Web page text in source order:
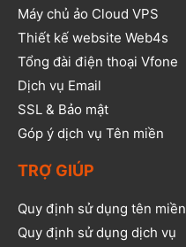
Máy chủ ảo Cloud VPS
Thiết kế website Web4s
Tổng đài điện thoại Vfone
Dịch vụ Email
SSL & Bảo mật
Góp ý dịch vụ Tên miền
TRỢ GIÚP
Quy định sử dụng tên miền
Quy định sử dụng dịch vụ